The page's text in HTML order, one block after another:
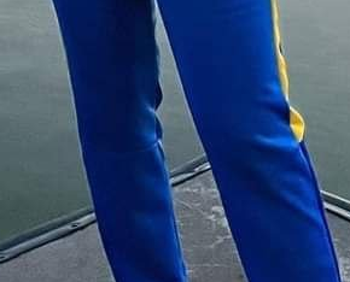
Сайт
для последующих моих комментариев.